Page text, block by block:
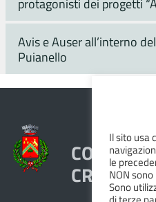
protagonisti dei progetti
Avis e Auser all’interno
Puianello
COMUNE
Il sito usa
le
NON
Sono
di terze